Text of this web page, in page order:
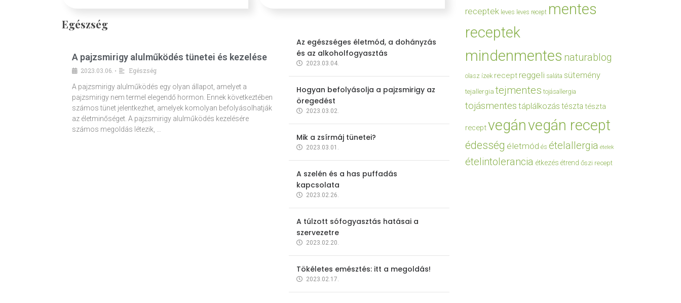
Egészség
A pajzsmirigy alulműködés tünetei és kezelése
2023.03.06. •
Egészség
A pajzsmirigy alulműködés egy olyan állapot, amelyet a
pajzsmirigy nem termel elegendő hormon. Ennek következtében
számos tünet jelentkezhet, amelyek komolyan befolyásolhatják
az életminőséget. A pajzsmirigy alulműködés kezelésére
számos megoldás létezik, …
Az egészséges életmód, a dohányzás
és az alkoholfogyasztás
2023.03.04.
Hogyan befolyásolja a pajzsmirigy az
öregedést
2023.03.02.
Mik a zsírmáj tünetei?
2023.03.01.
A szelén és a has puffadás
kapcsolata
2023.02.26.
A túlzott sófogyasztás hatásai a
szervezetre
2023.02.20.
Tökéletes emésztés: itt a megoldás!
2023.02.17.
receptek leves leves recept mentes
receptek
mindenmentes naturablog
olasz ízek recept reggeli saláta sütemény
tejallergia tejmentes tojásallergia
tojásmentes táplálkozás tészta tészta
receptvegánvegán recept
édesség életmód és ételallergia ételek
ételintolerancia étkezés étrend őszi recept